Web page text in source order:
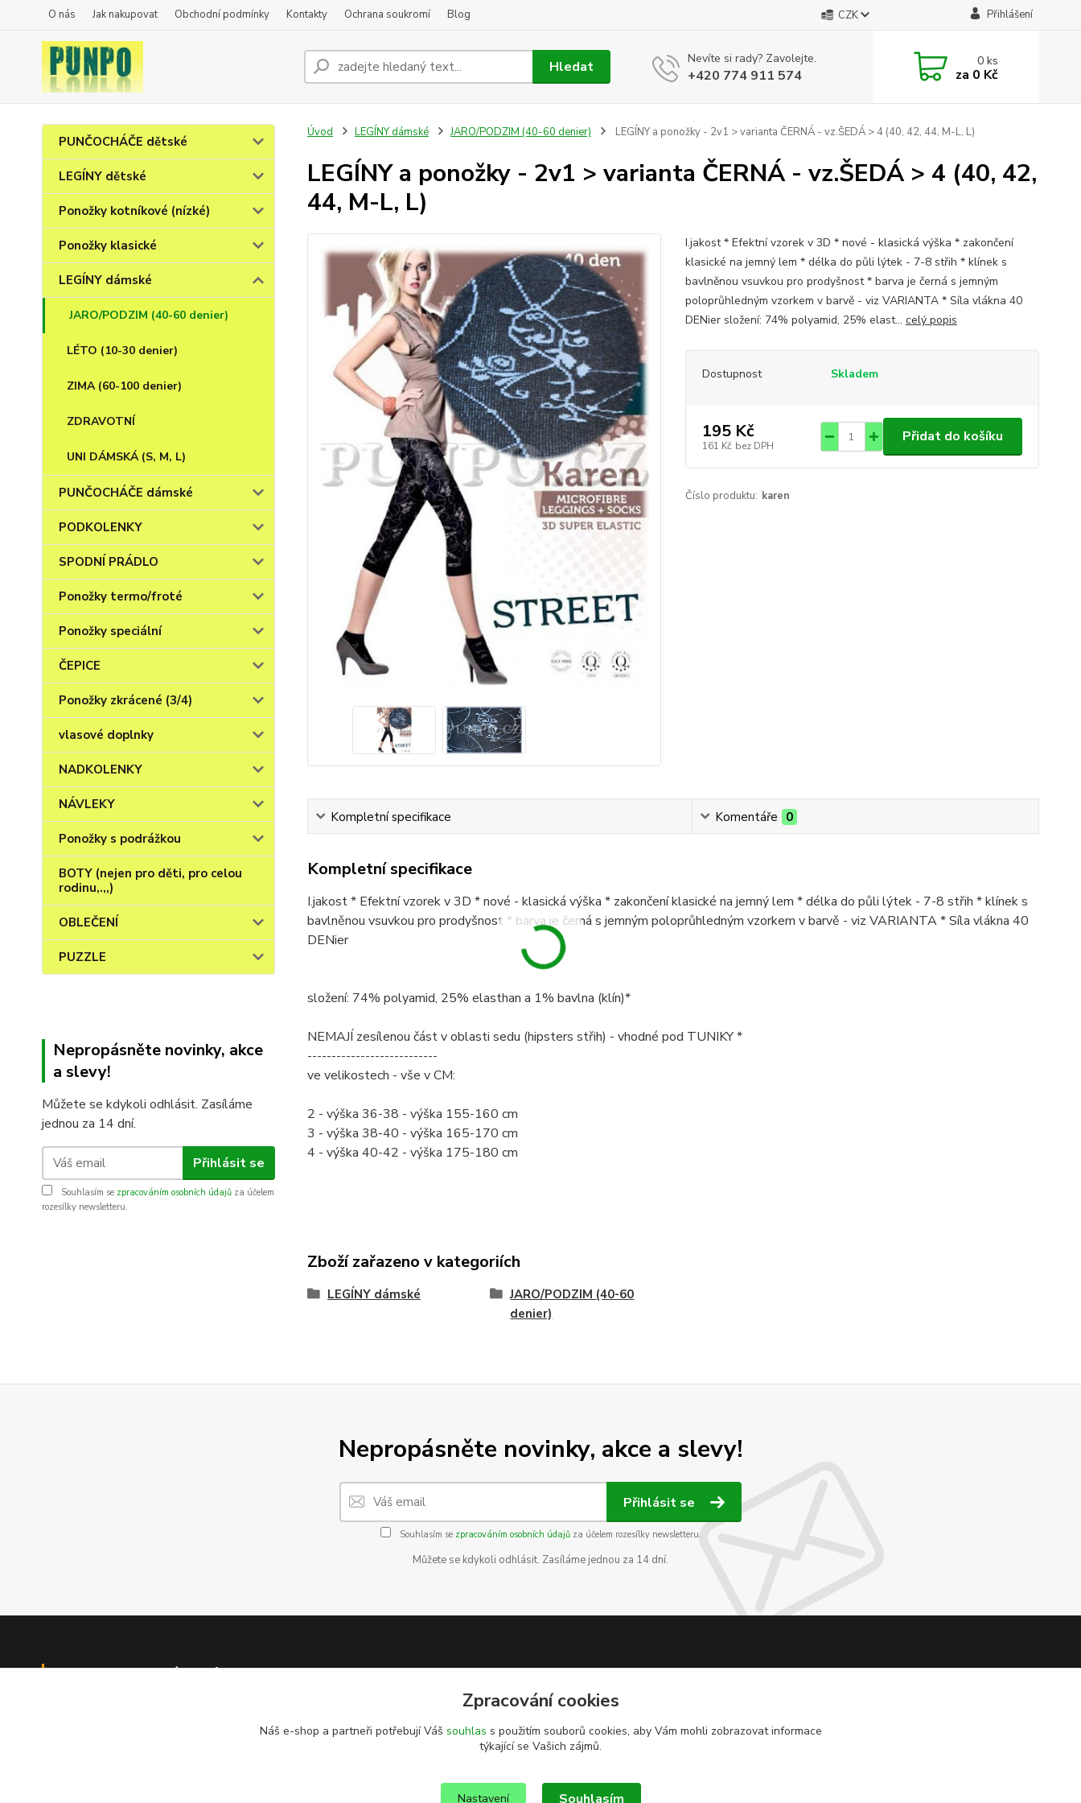
O nás Jak nakupovat Obchodní podmínky Kontakty Ochrana soukromí Blog CZK Přihlášení
Hledat Nevíte si rady? Zavolejte.
+420 774 911 574
0ks
za 0 Kč
PUNČOCHÁČE dětské
LEGÍNY dětské
Ponožky kotníkové (nízké)
Ponožky klasické
LEGÍNY dámské
JARO/PODZIM (40-60 denier)
LÉTO (10-30 denier)
ZIMA (60-100 denier)
ZDRAVOTNÍ
UNI DÁMSKÁ (S, M, L)
PUNČOCHÁČE dámské
PODKOLENKY
SPODNÍ PRÁDLO
Ponožky termo/froté
Ponožky speciální
ČEPICE
Ponožky zkrácené (3/4)
vlasové doplnky
NADKOLENKY
NÁVLEKY
Ponožky s podrážkou
BOTY (nejen pro děti, pro celou
rodinu,.,,)
OBLEČENÍ
PUZZLE
Nepropásněte novinky, akce
a slevy!
Můžete se kdykoli odhlásit. Zasíláme
jednou za 14 dní.
Přihlásit se
Souhlasím se zpracováním osobních údajů za účelem
rozesílky newsletteru.
Úvod LEGÍNY dámské JARO/PODZIM (40-60 denier) LEGÍNY a ponožky - 2v1 > varianta ČERNÁ - vz.ŠEDÁ > 4 (40, 42, 44, M-L, L)
LEGÍNY a ponožky - 2v1 > varianta ČERNÁ - vz.ŠEDÁ > 4 (40, 42,
44, M-L, L)
I.jakost * Efektní vzorek v 3D * nové - klasická výška * zakončení
klasické na jemný lem * délka do půli lýtek - 7-8 střih * klínek s
bavlněnou vsuvkou pro prodyšnost * barva je černá s jemným
poloprůhledným vzorkem v barvě - viz VARIANTA * Síla vlákna 40
DENier složení: 74% polyamid, 25% elast... celý popis
Dostupnost Skladem
195 Kč
161 Kč bez DPH
Přidat do košíku
Číslo produktu: karen
Kompletní specifikace Komentáře 0
Kompletní specifikace
I.jakost * Efektní vzorek v 3D * nové - klasická výška * zakončení klasické na jemný lem * délka do půli lýtek - 7-8 střih * klínek s
bavlněnou vsuvkou pro prodyšnost * barva je černá s jemným poloprůhledným vzorkem v barvě - viz VARIANTA * Síla vlákna 40
DENier
složení: 74% polyamid, 25% elasthan a 1% bavlna (klín)*
NEMAJÍ zesílenou část v oblasti sedu (hipsters střih) - vhodné pod TUNIKY *
---------------------------
ve velikostech - vše v CM:
2 - výška 36-38 - výška 155-160 cm
3 - výška 38-40 - výška 165-170 cm
4 - výška 40-42 - výška 175-180 cm
Zboží zařazeno v kategoriích
LEGÍNY dámské
JARO/PODZIM (40-60
denier)
Nepropásněte novinky, akce a slevy!
Přihlásit se
Souhlasím se zpracováním osobních údajůza účelem rozesílky newsletteru.
Můžete se kdykoli odhlásit. Zasíláme jednou za 14 dní.
Informace pro zákazníky
Zpracování cookies
Náš e-shop a partneři potřebují Váš souhlas s použitím souborů cookies, aby Vám mohli zobrazovat informace
týkající se Vašich zájmů.
Nastavení Souhlasím